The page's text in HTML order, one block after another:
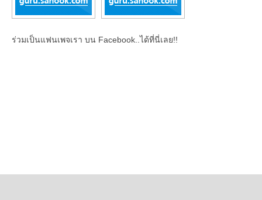
ร่วมเป็นแฟนเพจเรา บน Facebook..ได้ที่นี่เลย!!